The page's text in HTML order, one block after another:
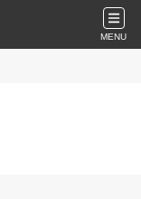
MENU